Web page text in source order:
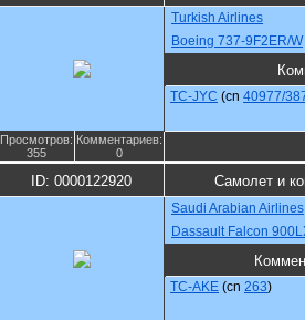
Turkish Airlines
Boeing 737-9F2ER/W
TC-JYC (cn 40977/
Просмотров:
355
Комментариев:
0
ID: 0000122920 Самолет и
Saudi Arabian Airlines
Dassault Falcon
TC-AKE (cn 263)